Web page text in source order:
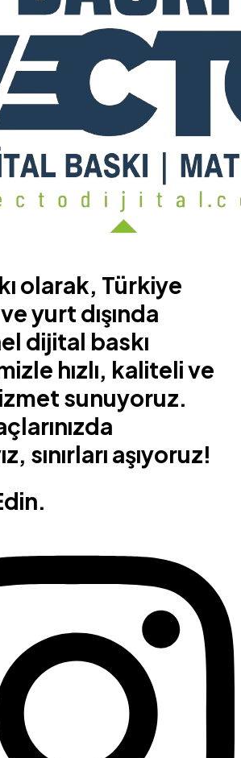
olarak, Türkiye
yurt dışında
dijital baskı
hızlı, kaliteli ve
sunuyoruz.
sınırları aşıyoruz!